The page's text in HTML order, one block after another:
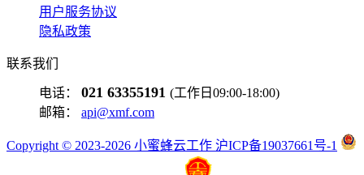
用户服务协议
隐私政策
联系我们
电话： 021 63355191 (工作日09:00-18:00)
邮箱： api@xmf.com
Copyright © 2023-2026 小蜜蜂云工作 沪ICP备19037661号-1